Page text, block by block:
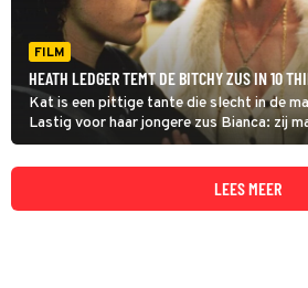
FILM
HEATH LEDGER TEMT DE BITCHY ZUS IN 10
Kat is een pittige tante die slecht in de
Lastig voor haar jongere zus Bianca: zij
daten als haar 'bitchy' zus aan de man is,
Things I Hate about You.
LEES MEER